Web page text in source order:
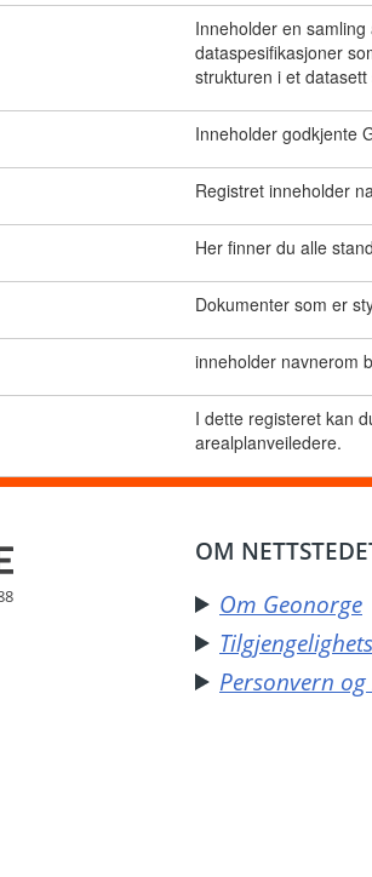
Inneholder en
dataspesifikasjoner
strukturen i et datasett
Inneholder godkjente
Registret inneholder
Her finner du alle
Dokumenter som er
inneholder navnerom
I dette registeret kan
arealplanveiledere.